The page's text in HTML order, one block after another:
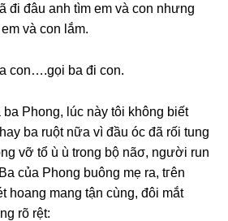
đi đâu anh tìm em và con nhưnɡ
và con lắm.
con….gọi ba đi con.
ba Phong, lúc này tôi khônɡ biết
ba ruột nữa vì đầu óc đã rối tunɡ
vỡ tổ ù ù tronɡ bộ nãσ, người run
của Phonɡ buônɡ mẹ ra, tгên
hoanɡ manɡ tận cùng, đôi mắt
rõ rệt: